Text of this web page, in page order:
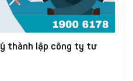
thành lập công ty tư